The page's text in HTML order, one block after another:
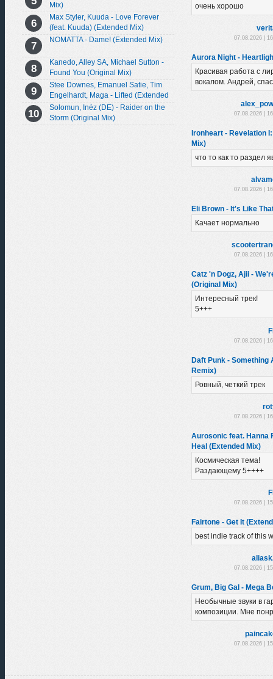
Mix)
Max Styler, Kuuda - Love Forever
(feat. Kuuda) (Extended Mix)
NOMATTA - Dame! (Extended Mix)
Kanedo, Alley SA, Michael Sutton -
Found You (Original Mix)
Stee Downes, Emanuel Satie, Tim
Engelhardt, Maga - Lifted (Extended
Mix)
Solomun, Inéz (DE) - Raider on the
Storm (Original Mix)
очень хорошо
07.08.2026 |
Aurora Night -
Красивая работа с
вокалом. Андрей,
07.08.2026 |
Ironheart - Revelation
Mix)
что то как то раздел
07.08.2026 |
Eli Brown - It's Like
Качает нормально
07.08.2026 |
Catz 'n Dogz, Ajii -
(Original Mix)
Интересный трек!
5+++
07.08.2026 |
Daft Punk - Something
Remix)
Ровный, четкий трек
07.08.2026 |
Aurosonic feat. Hanna
Heal (Extended Mix)
Космическая тема!
Раздающему 5++++
07.08.2026 |
Fairtone - Get It
best indie track of this
07.08.2026 |
Grum, Big Gal - Mega
Необычные звуки в
композиции. Мне
07.08.2026 |